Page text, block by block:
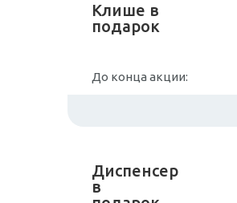
Клише в
подарок
До конца акции:
Диспенсер
в